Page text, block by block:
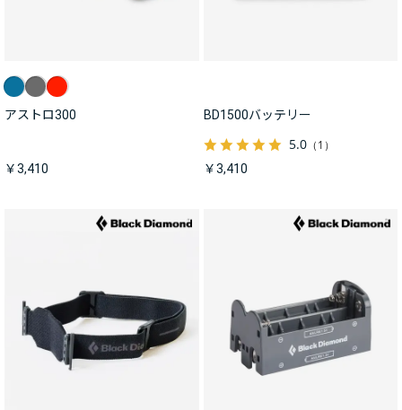
アストロ300
￥3,410
BD1500バッテリー
5.0（1）
￥3,410